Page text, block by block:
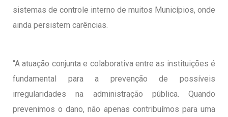
sistemas de controle interno de muitos Municípios, onde
ainda persistem carências.
“A atuação conjunta e colaborativa entre as instituições é
fundamental para a prevenção de possíveis
irregularidades na administração pública. Quando
prevenimos o dano, não apenas contribuímos para uma